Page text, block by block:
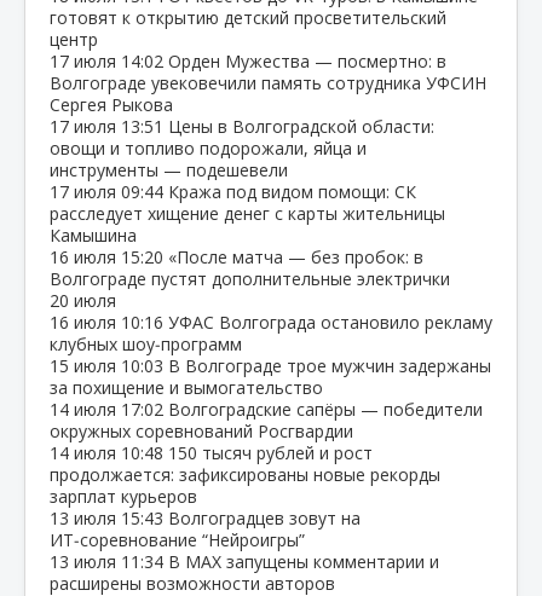
готовят к открытию детский просветительский
центр
17 июля 14:02 Орден Мужества — посмертно: в
Волгограде увековечили память сотрудника УФСИН
Сергея Рыкова
17 июля 13:51 Цены в Волгоградской области:
овощи и топливо подорожали, яйца и
инструменты — подешевели
17 июля 09:44 Кража под видом помощи: СК
расследует хищение денег с карты жительницы
Камышина
16 июля 15:20 «После матча — без пробок: в
Волгограде пустят дополнительные электрички
20 июля
16 июля 10:16 УФАС Волгограда остановило рекламу
клубных шоу‑программ
15 июля 10:03 В Волгограде трое мужчин задержаны
за похищение и вымогательство
14 июля 17:02 Волгоградские сапёры — победители
окружных соревнований Росгвардии
14 июля 10:48 150 тысяч рублей и рост
продолжается: зафиксированы новые рекорды
зарплат курьеров
13 июля 15:43 Волгоградцев зовут на
ИТ‑соревнование “Нейроигры”
13 июля 11:34 В МАХ запущены комментарии и
расширены возможности авторов